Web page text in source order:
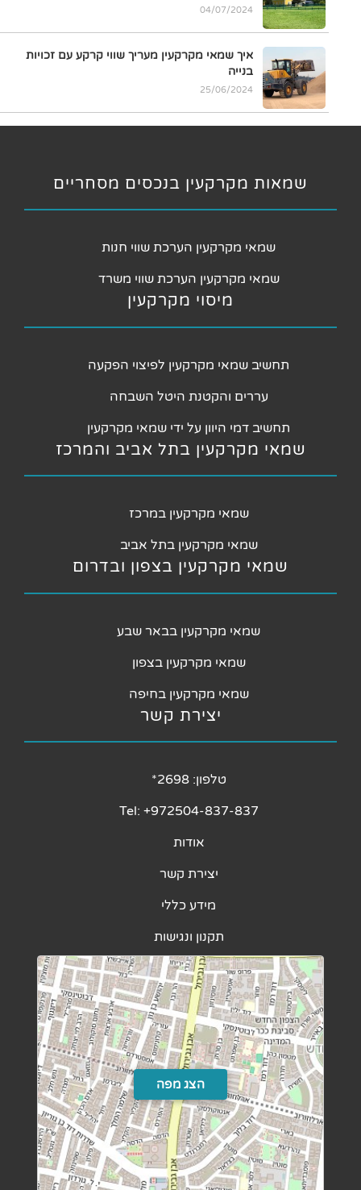
04/07/2024
איך שמאי מקרקעין מעריך שווי קרקע עם זכויות
בנייה
25/06/2024
שמאות מקרקעין בנכסים מסחריים
שמאי מקרקעין הערכת שווי חנות
שמאי מקרקעין הערכת שווי משרד
מיסוי מקרקעין
תחשיב שמאי מקרקעין לפיצוי הפקעה
עררים והקטנת היטל השבחה
תחשיב דמי היוון על ידי שמאי מקרקעין
שמאי מקרקעין בתל אביב והמרכז
שמאי מקרקעין במרכז
שמאי מקרקעין בתל אביב
שמאי מקרקעין בצפון ובדרום
שמאי מקרקעין בבאר שבע
שמאי מקרקעין בצפון
שמאי מקרקעין בחיפה
יצירת קשר
טלפון: 2698*
Tel: +972504-837-837
אודות
יצירת קשר
מידע כללי
תקנון ונגישות
הצג מפה